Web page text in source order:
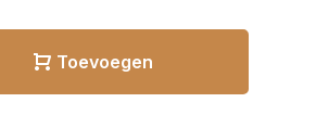
Toevoegen